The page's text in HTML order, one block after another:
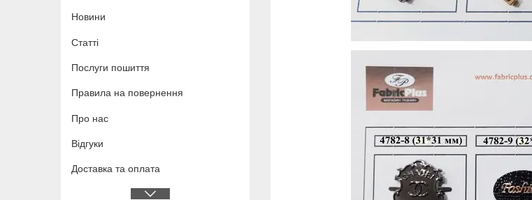
Новини
Статті
Послуги пошиття
Правила на повернення
Про нас
Відгуки
Доставка та оплата